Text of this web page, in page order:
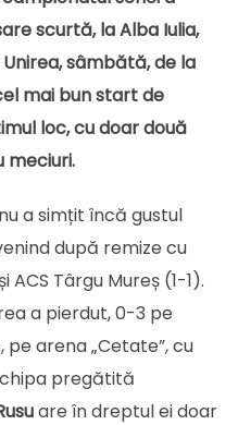
scurtă, la Alba Iulia,
sâmbătă, de la
mai bun start de
loc, cu doar două
meciuri.
a simțit încă gustul
după remize cu
Târgu Mureș (1-1).
a pierdut, 0-3 pe
arena „Cetate”, cu
pregătită
are în dreptul ei doar